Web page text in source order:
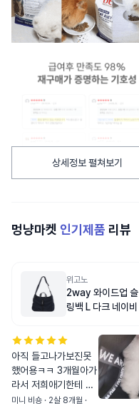
상세정보 펼쳐보기
멍냥마켓 인기제품 리뷰
위고노
2way 와이드업 슬
링백 L 다크 네이비
아직 들고나가보진못
했어용ㅋㅋ 3개월아가
라서 저희애기한테 무
쟈게 커용ㅋㅋ 일부러
미니 비숑 · 2살 8개월 ·